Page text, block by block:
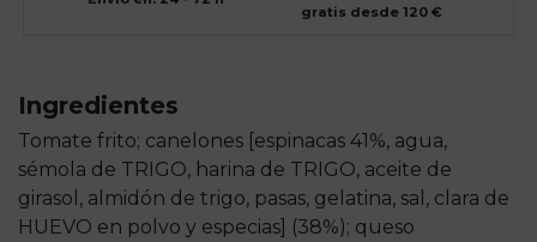
gratis desde 120 €
Ingredientes
Tomate frito; canelones [espinacas 41%, agua,
sémola de TRIGO, harina de TRIGO, aceite de
girasol, almidón de trigo, pasas, gelatina, sal, clara de
HUEVO en polvo y especias] (38%); queso